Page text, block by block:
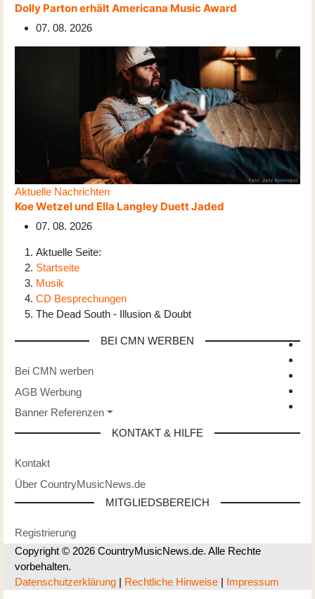
Dolly Parton erhält Americana Music Award
07. 08. 2026
Aktuelle Nachrichten
Koe Wetzel und Ella Langley Duett Jaded
07. 08. 2026
Aktuelle Seite:
Startseite
Musik
CD Besprechungen
The Dead South - Illusion & Doubt
BEI CMN WERBEN
Bei CMN werben
AGB Werbung
Banner Referenzen
KONTAKT & HILFE
Kontakt
Über CountryMusicNews.de
MITGLIEDSBEREICH
Registrierung
Copyright © 2026 CountryMusicNews.de. Alle Rechte
vorbehalten.
Datenschutzerklärung | Rechtliche Hinweise | Impressum